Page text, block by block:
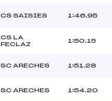
CS SAISIES 1:46.95
CS LA
FECLAZ
1:50.15
SC ARECHES 1:51.28
SC ARECHES 1:54.20